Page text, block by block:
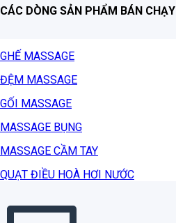
CÁC DÒNG SẢN PHẨM BÁN CHẠY
GHẾ MASSAGE
ĐỆM MASSAGE
GỐI MASSAGE
MASSAGE BỤNG
MASSAGE CẦM TAY
QUẠT ĐIỀU HOÀ HƠI NƯỚC